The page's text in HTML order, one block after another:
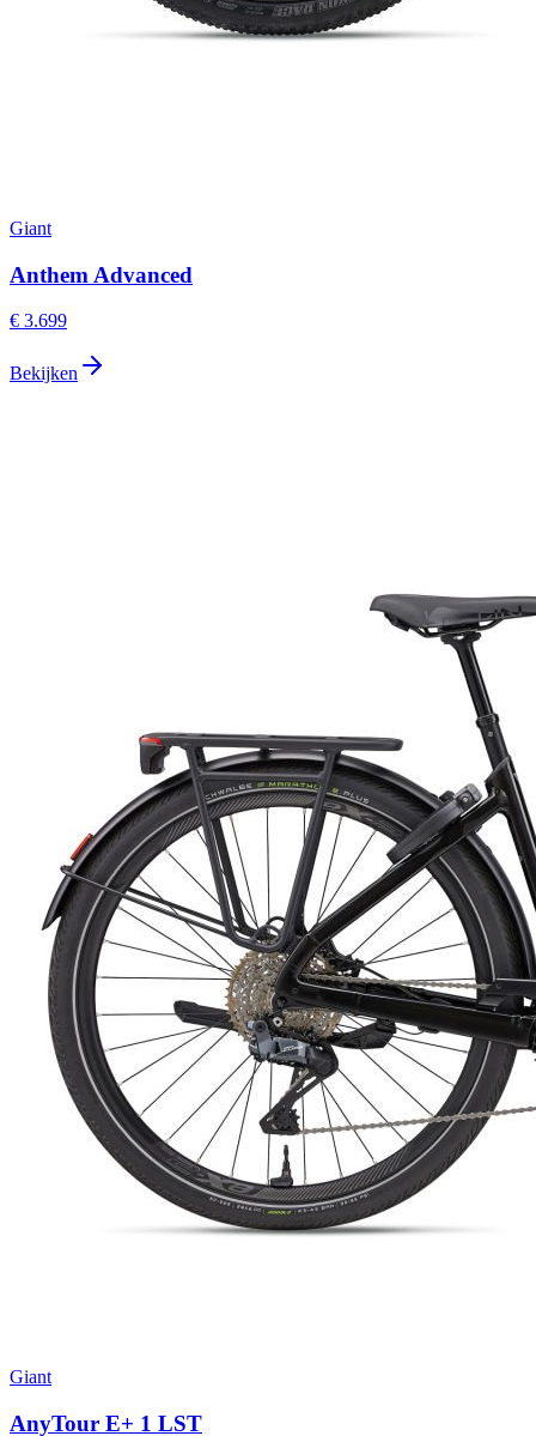
Giant
Anthem Advanced
€ 3.699
Bekijken
Giant
AnyTour E+ 1 LST